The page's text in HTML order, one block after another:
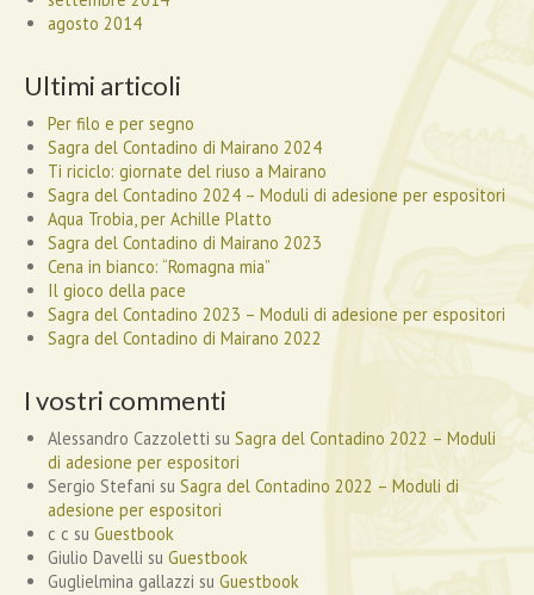
agosto 2014
Ultimi articoli
Per filo e per segno
Sagra del Contadino di Mairano 2024
Ti riciclo: giornate del riuso a Mairano
Sagra del Contadino 2024 – Moduli di adesione per espositori
Aqua Trobia, per Achille Platto
Sagra del Contadino di Mairano 2023
Cena in bianco: “Romagna mia”
Il gioco della pace
Sagra del Contadino 2023 – Moduli di adesione per espositori
Sagra del Contadino di Mairano 2022
I vostri commenti
Alessandro Cazzoletti su Sagra del Contadino 2022 – Moduli
di adesione per espositori
Sergio Stefani su Sagra del Contadino 2022 – Moduli di
adesione per espositori
c c su Guestbook
Giulio Davelli su Guestbook
Guglielmina gallazzi su Guestbook